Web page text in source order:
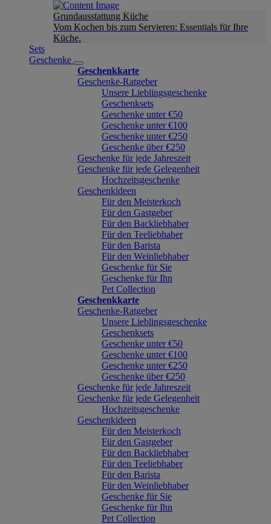
Grundausstattung Küche
Vom Kochen bis zum Servieren: Essentials für Ihre
Küche.
Sets
Geschenke
Geschenkkarte
Geschenke-Ratgeber
Unsere Lieblingsgeschenke
Geschenksets
Geschenke unter €50
Geschenke unter €100
Geschenke unter €250
Geschenke über €250
Geschenke für jede Jahreszeit
Geschenke für jede Gelegenheit
Hochzeitsgeschenke
Geschenkideen
Für den Meisterkoch
Für den Gastgeber
Für den Backliebhaber
Für den Teeliebhaber
Für den Barista
Für den Weinliebhaber
Geschenke für Sie
Geschenke für Ihn
Pet Collection
Geschenkkarte
Geschenke-Ratgeber
Unsere Lieblingsgeschenke
Geschenksets
Geschenke unter €50
Geschenke unter €100
Geschenke unter €250
Geschenke über €250
Geschenke für jede Jahreszeit
Geschenke für jede Gelegenheit
Hochzeitsgeschenke
Geschenkideen
Für den Meisterkoch
Für den Gastgeber
Für den Backliebhaber
Für den Teeliebhaber
Für den Barista
Für den Weinliebhaber
Geschenke für Sie
Geschenke für Ihn
Pet Collection